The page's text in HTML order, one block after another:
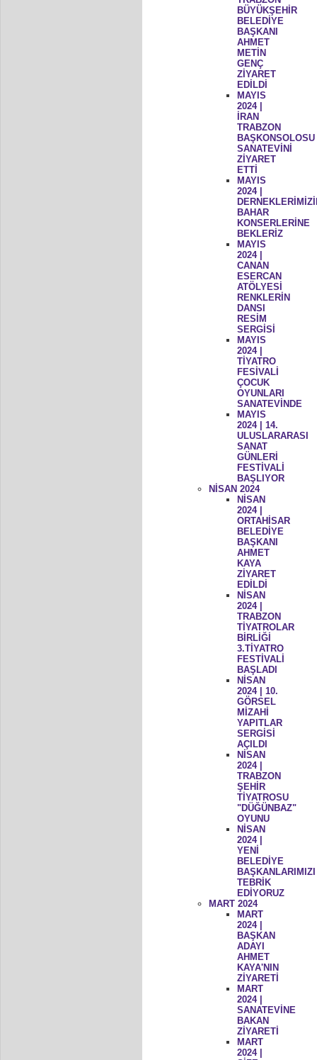
BÜYÜKŞEHİR
BELEDİYE
BAŞKANI
AHMET
METİN
GENÇ
ZİYARET
EDİLDİ
MAYIS
2024 |
İRAN
TRABZON
BAŞKONSOLOSU
SANATEVİNİ
ZİYARET
ETTİ
MAYIS
2024 |
BAHAR
KONSERLERİNE
BEKLERİZ
MAYIS
2024 |
CANAN
ESERCAN
ATÖLYESİ
RENKLERİN
DANSI
RESİM
SERGİSİ
MAYIS
2024 |
TİYATRO
FESİVALİ
ÇOCUK
OYUNLARI
SANATEVİNDE
MAYIS
2024 | 14.
ULUSLARARASI
SANAT
GÜNLERİ
FESTİVALİ
BAŞLIYOR
NİSAN 2024
NİSAN
2024 |
ORTAHİSAR
BELEDİYE
BAŞKANI
AHMET
KAYA
ZİYARET
EDİLDİ
NİSAN
2024 |
TRABZON
TİYATROLAR
BİRLİĞİ
3.TİYATRO
FESTİVALİ
BAŞLADI
NİSAN
2024 | 10.
GÖRSEL
MİZAHİ
YAPITLAR
SERGİSİ
AÇILDI
NİSAN
2024 |
TRABZON
ŞEHİR
TİYATROSU
"DÜĞÜNBAZ"
OYUNU
NİSAN
2024 |
YENİ
BELEDİYE
BAŞKANLARIMIZI
TEBRİK
EDİYORUZ
MART 2024
MART
2024 |
BAŞKAN
ADAYI
AHMET
KAYA'NIN
ZİYARETİ
MART
2024 |
SANATEVİNE
BAKAN
ZİYARETİ
MART
2024 |